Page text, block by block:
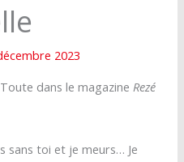
2023
dans le magazine Rezé
sans toi et je meurs… Je